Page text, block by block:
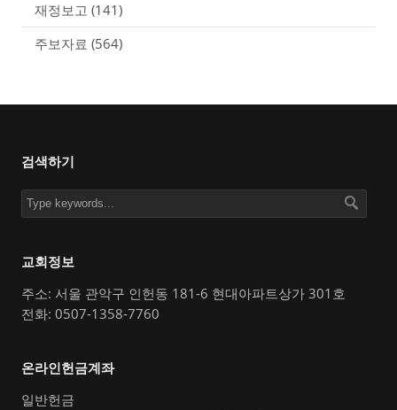
재정보고 (141)
주보자료 (564)
검색하기
교회정보
주소: 서울 관악구 인헌동 181-6 현대아파트상가 301호
전화: 0507-1358-7760
온라인헌금계좌
일반헌금